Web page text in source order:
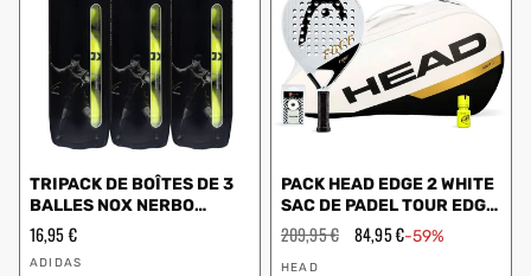
TRIPACK DE BOÎTES DE 3
BALLES NOX NERBO
SPEED
Prix
régulier
16,95 €
Vendeur
ADIDAS
PACK HEAD EDGE 2 WHITE
SAC DE PADEL TOUR EDGE
PRO DRY GRIP
Prix
régulier
209,95 € Prix
en
84,95 €-59%
Vendeur
HEAD